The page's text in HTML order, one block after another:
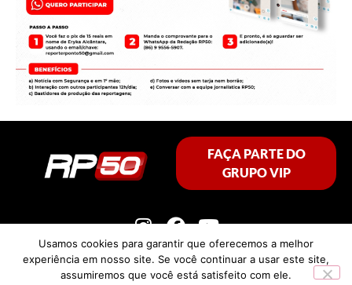
FAÇA PARTE DO
GRUPO VIP
Política de privacidade
Usamos cookies para garantir que oferecemos a melhor
experiência em nosso site. Se você continuar a usar este site,
assumiremos que você está satisfeito com ele.